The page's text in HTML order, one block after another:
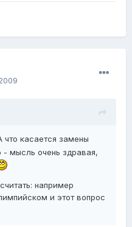
что касается замены
- мысль очень здравая,
например
и этот вопрос